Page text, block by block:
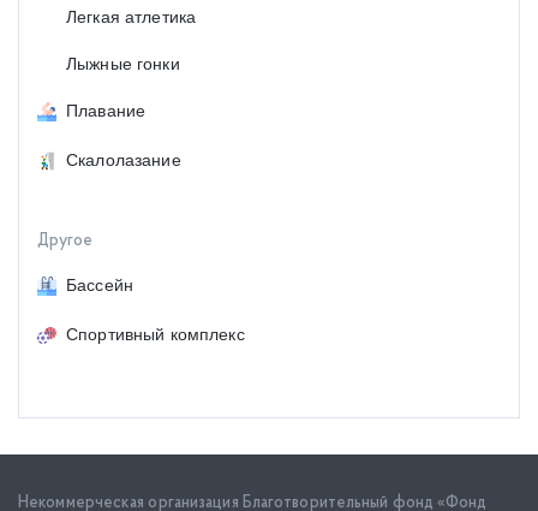
Легкая атлетика
Лыжные гонки
Плавание
Скалолазание
Другое
Бассейн
Спортивный комплекс
Некоммерческая организация Благотворительный фонд «Фонд